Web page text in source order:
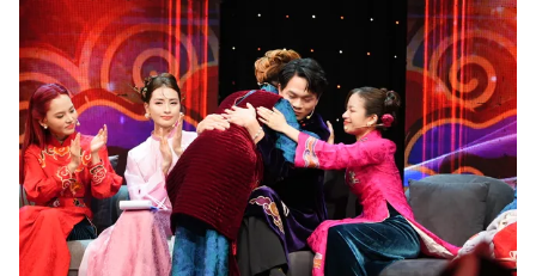
Tổng Biên tập:Vũ Thanh Thủy
Phó Tổng Biên tập:Nguyễn Thị Mỹ Hạnh, Phạm Quốc Thắng,
Nguyễn Trọng Ninh
Tổng đài VTV:024.38 355 931 - 024.38 355 932
Ðiện thoại Thời báo VTV:
024.66 897 897
Email:toasoan@vtv.vn
Liên hệ quảng cáo:024-7300.7108